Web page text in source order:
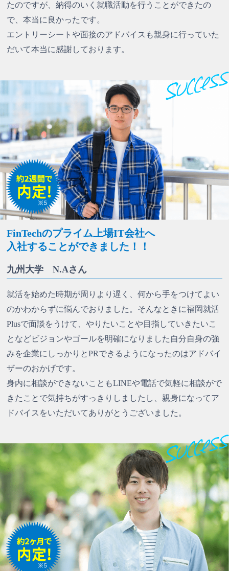
たのですが、納得のいく就職活動を行うことができたの
で、本当に良かったです。
エントリーシートや面接のアドバイスも親身に行っていた
だいて本当に感謝しております。
FinTechのプライム上場IT会社へ
入社することができました！！
九州大学 N.Aさん
就活を始めた時期が周りより遅く、何から手をつけてよい
のかわからずに悩んでおりました。そんなときに福岡就活
Plusで面談をうけて、やりたいことや目指していきたいこ
となどビジョンやゴールを明確になりました自分自身の強
みを企業にしっかりとPRできるようになったのはアドバイ
ザーのおかげです。
身内に相談ができないこともLINEや電話で気軽に相談がで
きたことで気持ちがすっきりしましたし、親身になってア
ドバイスをいただいてありがとうございました。